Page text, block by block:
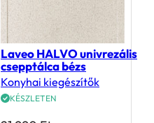
Laveo HALVO univrezális
csepptálca bézs
Konyhai kiegészítők
KÉSZLETEN